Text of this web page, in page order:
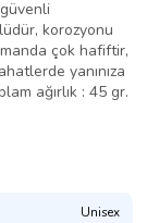
korozyonu
çok hafiftir,
yanınıza
ağırlık : 45 gr.
Unisex